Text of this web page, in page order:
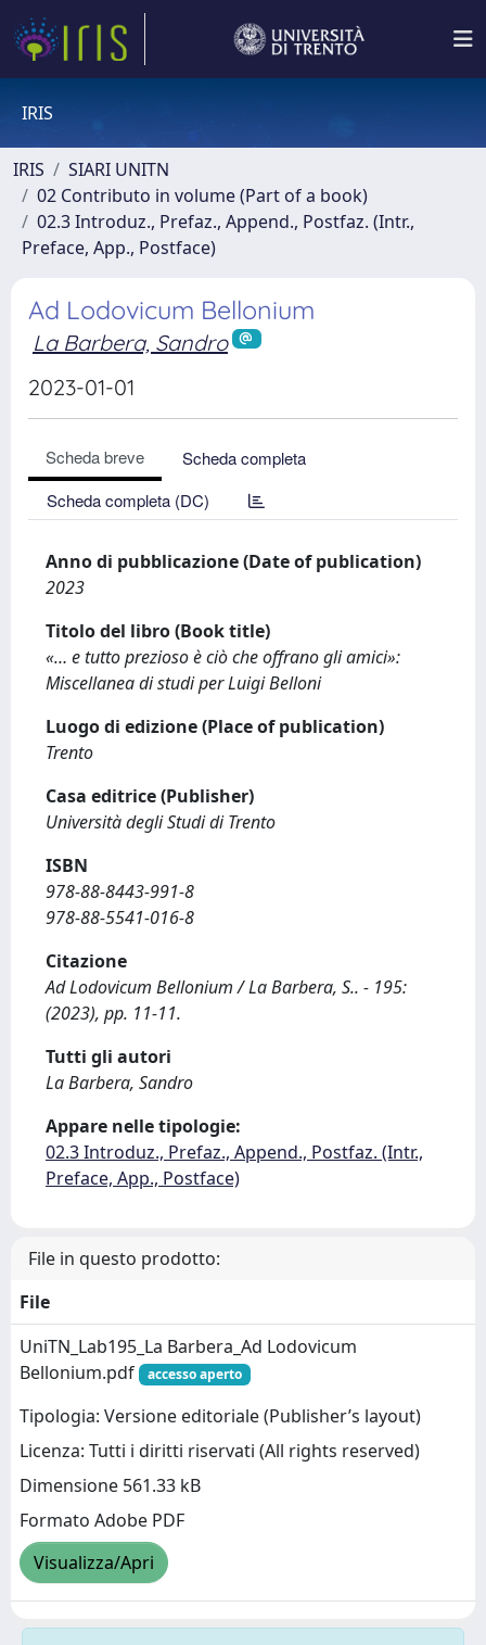
IRIS
IRIS
SIARI UNITN
02 Contributo in volume (Part of a book)
02.3 Introduz., Prefaz., Append., Postfaz. (Intr.,
Preface, App., Postface)
Ad Lodovicum Bellonium
La Barbera, Sandro
2023-01-01
Scheda breve
Scheda completa
Scheda completa (DC)
Anno di pubblicazione (Date of publication)
2023
Titolo del libro (Book title)
«… e tutto prezioso è ciò che offrano gli amici»:
Miscellanea di studi per Luigi Belloni
Luogo di edizione (Place of publication)
Trento
Casa editrice (Publisher)
Università degli Studi di Trento
ISBN
978-88-8443-991-8
978-88-5541-016-8
Citazione
Ad Lodovicum Bellonium / La Barbera, S.. - 195:
(2023), pp. 11-11.
Tutti gli autori
La Barbera, Sandro
Appare nelle tipologie:
02.3 Introduz., Prefaz., Append., Postfaz. (Intr.,
Preface, App., Postface)
File in questo prodotto:
File
UniTN_Lab195_La Barbera_Ad Lodovicum
Bellonium.pdf
accesso aperto
Tipologia: Versione editoriale (Publisher’s layout)
Licenza: Tutti i diritti riservati (All rights reserved)
Dimensione 561.33 kB
Formato Adobe PDF
Visualizza/Apri